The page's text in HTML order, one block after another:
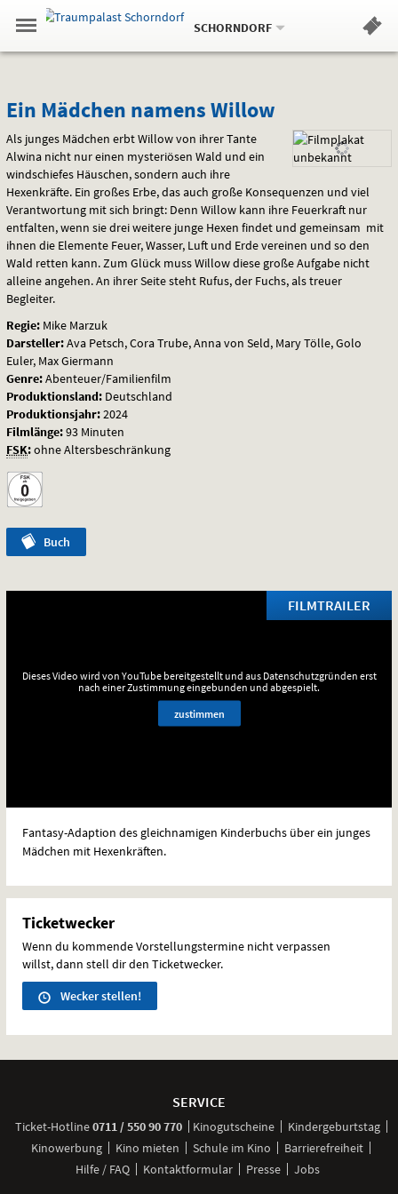
Springe
zum
,zum
.
Navigation
Gehe
zur
Standortauswahl
Standort:
SCHORNDORF.
Hinweis
Ein
Mädchen
namens
Willow
Ein Mädchen namens Willow
Als junges Mädchen erbt Willow von ihrer Tante
Alwina nicht nur einen mysteriösen Wald und ein
windschiefes Häuschen, sondern auch ihre
Hexenkräfte. Ein großes Erbe, das auch große Konsequenzen und viel
Verantwortung mit sich bringt: Denn Willow kann ihre Feuerkraft nur
entfalten, wenn sie drei weitere junge Hexen findet und gemeinsam mit
ihnen die Elemente Feuer, Wasser, Luft und Erde vereinen und so den
Wald retten kann. Zum Glück muss Willow diese große Aufgabe nicht
alleine angehen. An ihrer Seite steht Rufus, der Fuchs, als treuer
Begleiter.
Regie: Mike Marzuk
Darsteller:Ava Petsch, Cora Trube, Anna von Seld, Mary Tölle, Golo
Euler, Max Giermann
Genre:Abenteuer/Familienfilm
Produktionsland: Deutschland
Produktionsjahr:2024
Filmlänge:93 Minuten
FSK:ohne Altersbeschränkung
Buch
FILMTRAILER
Dieses Video wird von YouTube bereitgestellt und aus Datenschutzgründen erst
nach einer Zustimmung eingebunden und abgespielt.
zustimmen
Fantasy-Adaption des gleichnamigen Kinderbuchs über ein junges
Mädchen mit Hexenkräften.
Ticketwecker
Wenn du kommende Vorstellungstermine nicht verpassen
willst, dann stell dir den Ticketwecker.
Wecker stellen!
SERVICE
Ticket-Hotline0711 / 550 90 770anrufen
Kinogutscheine
Kindergeburtstag
Kinowerbung
Kino mieten Schule im Kino
Barrierefreiheit
Hilfe / FAQ
Kontaktformular Presse Jobs